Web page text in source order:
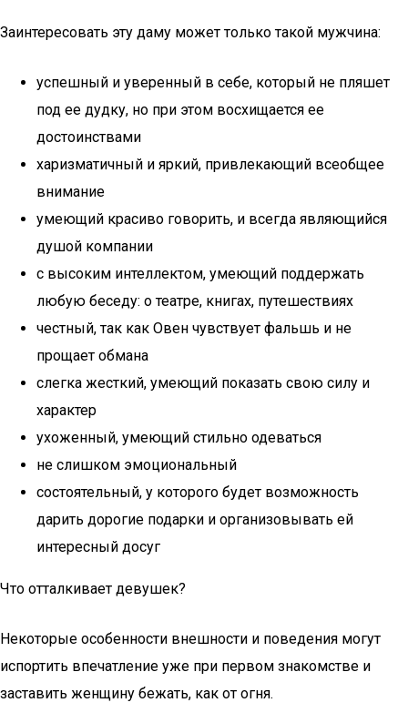
Заинтересовать эту даму может только такой мужчина:
успешный и уверенный в себе, который не пляшет
под ее дудку, но при этом восхищается ее
достоинствами
харизматичный и яркий, привлекающий всеобщее
внимание
умеющий красиво говорить, и всегда являющийся
душой компании
с высоким интеллектом, умеющий поддержать
любую беседу: о театре, книгах, путешествиях
честный, так как Овен чувствует фальшь и не
прощает обмана
слегка жесткий, умеющий показать свою силу и
характер
ухоженный, умеющий стильно одеваться
не слишком эмоциональный
состоятельный, у которого будет возможность
дарить дорогие подарки и организовывать ей
интересный досуг
Что отталкивает девушек?
Некоторые особенности внешности и поведения могут
испортить впечатление уже при первом знакомстве и
заставить женщину бежать, как от огня.